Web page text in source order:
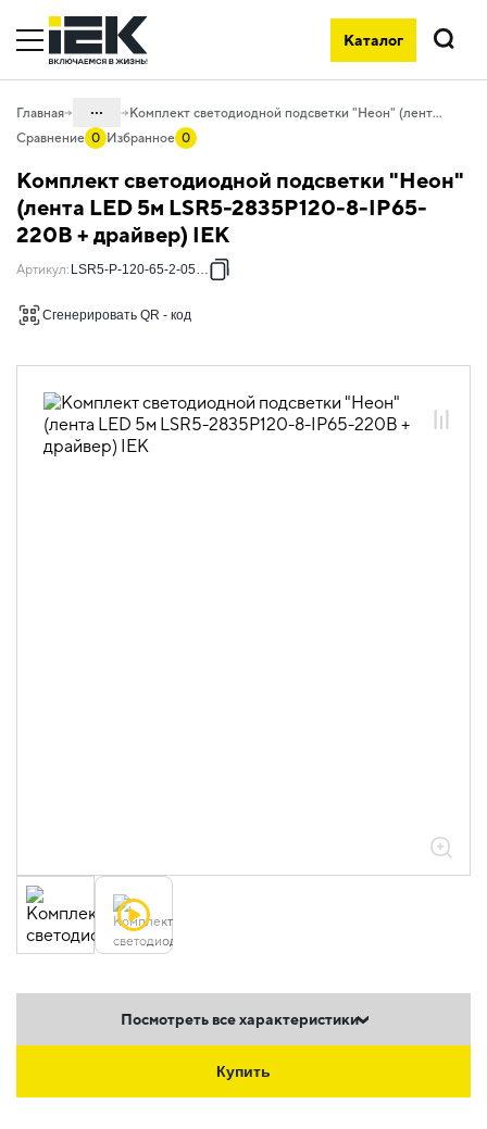
Каталог
Поиск
Главная ...
10. Светотехника
10.01 Источники света
10.01.02 Лента светодиодная
Комплект светодиодной подсветки "Неон" (лента LED 5м LSR5-2835P120-8-IP65-220В + драйвер) IEK
Сравнение 0 Избранное 0
Комплект светодиодной подсветки "Неон"
(лента LED 5м LSR5-2835P120-8-IP65-
220В + драйвер) IEK
Артикул: LSR5-P-120-65-2-05-S0
Сгенерировать QR - код
Посмотреть все характеристики
Купить